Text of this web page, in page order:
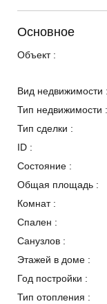
Основное
Объект :
Вид недвижимости :
Тип недвижимости :
Тип сделки :
ID :
Состояние :
Общая площадь :
Комнат :
Спален :
Санузлов :
Этажей в доме :
Год постройки :
Тип отопления :